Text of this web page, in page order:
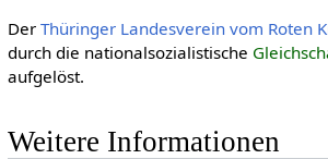
Der Thüringer Landesverein vom Roten
durch die nationalsozialistische
aufgelöst.
Weitere Informationen